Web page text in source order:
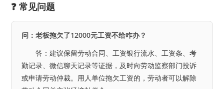
❓ 常见问题
问：老板拖欠了12000元工资不给咋办？
答：建议保留劳动合同、工资银行流水、工资条、考
勤记录、微信聊天记录等证据，及时向劳动监察部门投诉
或申请劳动仲裁。用人单位拖欠工资的，劳动者可以解除